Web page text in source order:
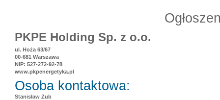
PKPE Holding Sp. z o.o.
ul. Hoża 63/67
00-681 Warszawa
NIP: 527-272-92-78
www.pkpenergetyka.pl
Osoba kontaktowa:
Stanisław Zub